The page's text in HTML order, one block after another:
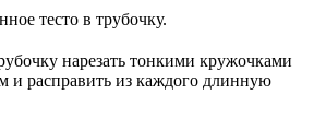
тесто в трубочку.
нарезать тонкими кружочками
и расправить из каждого длинную